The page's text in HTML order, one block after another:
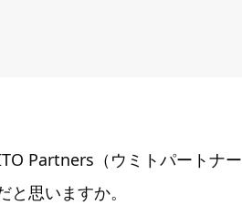
Partners（ウミトパートナー
思いますか。